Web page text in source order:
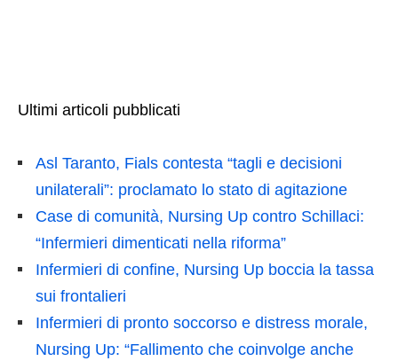
Ultimi articoli pubblicati
Asl Taranto, Fials contesta “tagli e decisioni
unilaterali”: proclamato lo stato di agitazione
Case di comunità, Nursing Up contro Schillaci:
“Infermieri dimenticati nella riforma”
Infermieri di confine, Nursing Up boccia la tassa
sui frontalieri
Infermieri di pronto soccorso e distress morale,
Nursing Up: “Fallimento che coinvolge anche